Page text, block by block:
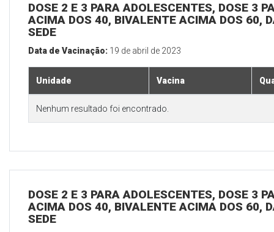
DOSE 2 E 3 PARA ADOLESCENTES, DOSE 3
ACIMA DOS 40, BIVALENTE ACIMA DOS 60,
SEDE
Data de Vacinação: 19 de abril de 2023
Unidade Vacina
Nenhum resultado foi encontrado.
DOSE 2 E 3 PARA ADOLESCENTES, DOSE 3
ACIMA DOS 40, BIVALENTE ACIMA DOS 60,
SEDE